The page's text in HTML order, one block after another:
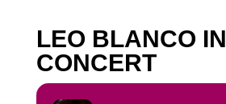
LEO BLANCO IN
CONCERT